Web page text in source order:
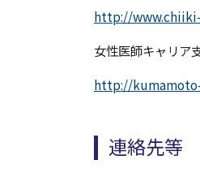
http://
女性医師キャリア
http://
連絡先等